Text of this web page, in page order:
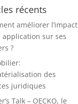
récents
améliorer l’impact
application sur ses
?
des
juridiques
Talk – OECKO, le